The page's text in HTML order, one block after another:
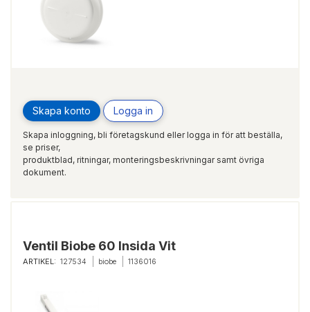
Skapa konto Logga in
Skapa inloggning, bli företagskund eller logga in för att beställa,
se priser,
produktblad, ritningar, monteringsbeskrivningar samt övriga
dokument.
Ventil Biobe 60 Insida Vit
ARTIKEL: 127534 biobe 1136016